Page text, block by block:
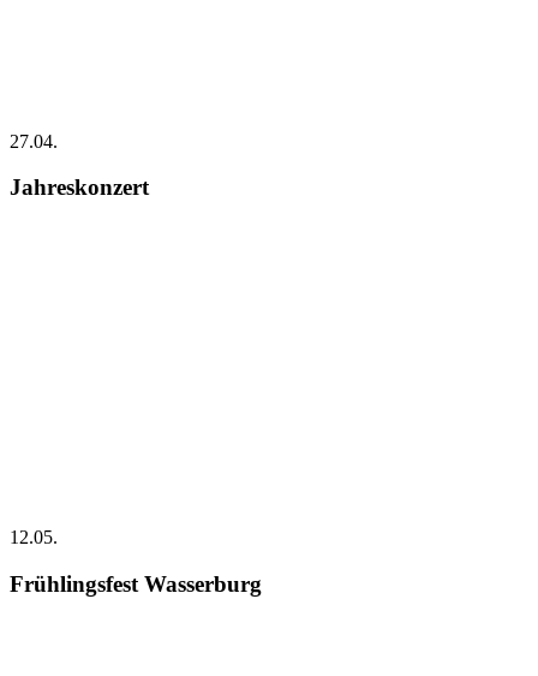
27.04.
Jahreskonzert
12.05.
Frühlingsfest Wasserburg